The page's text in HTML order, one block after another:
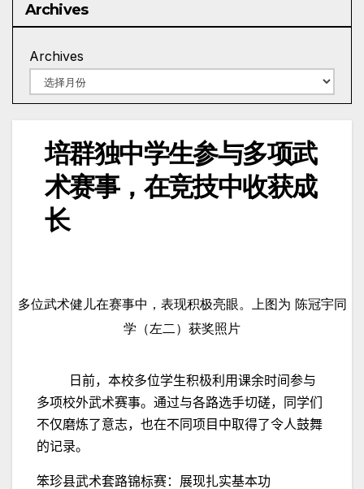
Archives
Archives
培群独中学生参与多项武
术赛事，在竞技中收获成
长
多位武术健儿在赛事中，表现积极亮眼。上图为 陈冠宇同
学（左二）获奖照片
日前，本校多位学生积极利用课余时间参与
多项校外武术赛事。通过与各路选手切磋，同学们
不仅磨炼了意志，也在不同项目中取得了令人鼓舞
的记录。
笨珍县武术套路锦标赛：展现扎实基本功